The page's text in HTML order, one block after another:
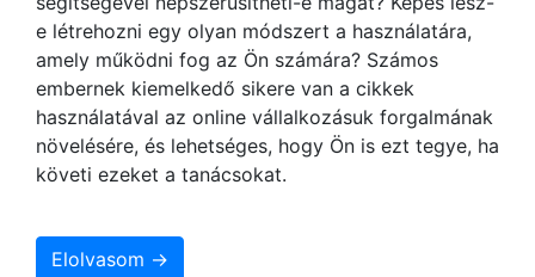
e létrehozni egy olyan módszert a használatára,
amely működni fog az Ön számára? Számos
embernek kiemelkedő sikere van a cikkek
használatával az online vállalkozásuk forgalmának
növelésére, és lehetséges, hogy Ön is ezt tegye, ha
követi ezeket a tanácsokat.
Elolvasom →